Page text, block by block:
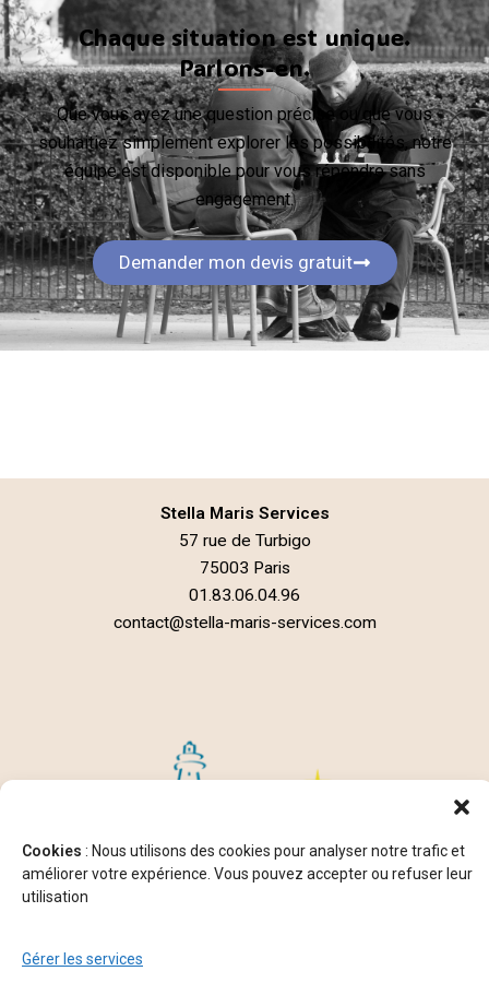
Cookies : Nous utilisons des cookies pour analyser notre trafic et
améliorer votre expérience. Vous pouvez accepter ou refuser leur
utilisation
Gérer les services
Chaque situation est unique.
Parlons-en.
Que vous ayez une question précise ou que vous
souhaitiez simplement explorer les possibilités, notre
équipe est disponible pour vous répondre sans
engagement.
Demander mon devis gratuit
Stella Maris Services
57 rue de Turbigo
75003 Paris
01.83.06.04.96
contact@stella-maris-services.com